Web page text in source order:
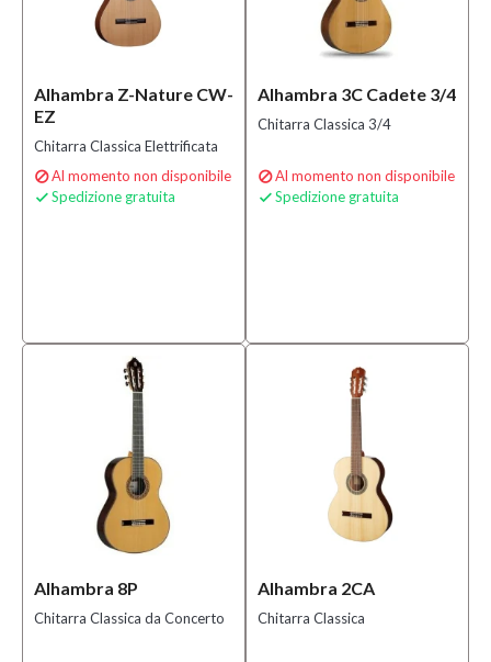
Alhambra Z-Nature CW-
EZ
Chitarra Classica Elettrificata
Al momento non disponibile
 Spedizione gratuita
Alhambra 3C Cadete 3/4
Chitarra Classica 3/4
Al momento non disponibile
 Spedizione gratuita
Alhambra 8P
Chitarra Classica da Concerto
Alhambra 2CA
Chitarra Classica